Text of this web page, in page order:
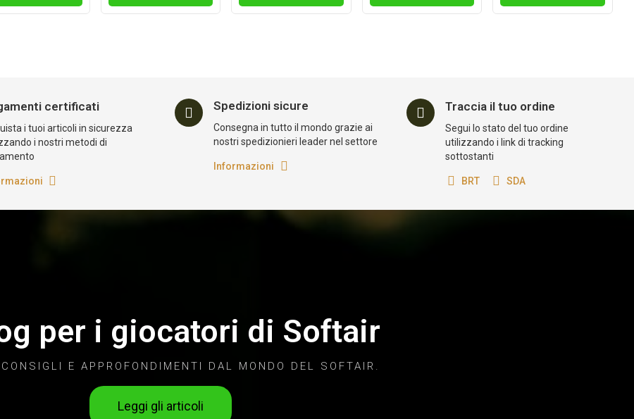
certificati
i tuoi articoli in sicurezza
i nostri metodi di
Spedizioni sicure
Consegna in tutto il mondo grazie ai
nostri spedizionieri leader nel settore
Informazioni
Traccia il tuo ordine
Segui lo stato del tuo ordine
utilizzando i link di tracking
sottostanti
BRT SDA
per i giocatori di Softair
E APPROFONDIMENTI DAL MONDO DEL SOFTAIR.
Leggi gli articoli